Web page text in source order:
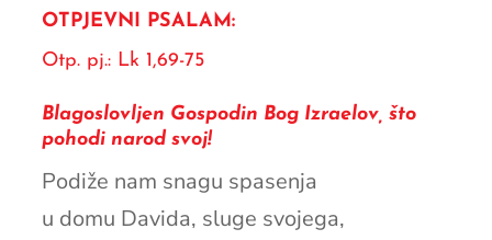
OTPJEVNI PSALAM:
Otp. pj.: Lk 1,69-75
Blagoslovljen Gospodin Bog Izraelov, što
pohodi narod svoj!
Podiže nam snagu spasenja
u domu Davida, sluge svojega,